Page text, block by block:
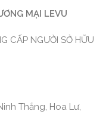
MẠI LEVU
CẤP NGƯỜI SỞ HỮU
Thắng, Hoa Lư,